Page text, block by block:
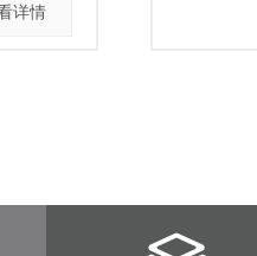
详情